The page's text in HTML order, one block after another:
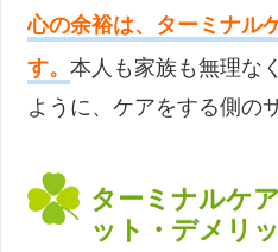
心の余裕は、ターミナル
す。本人も家族も無理な
ように、ケアをする側の
ターミナルケ
ット・デメリ